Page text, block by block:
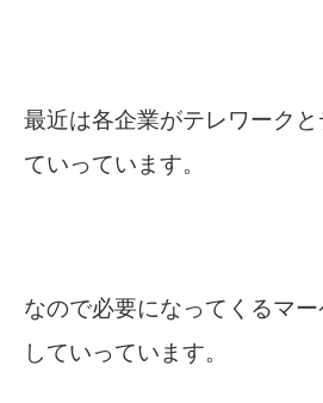
最近は各企業がテレワーク
ていっています。
なので必要になってくるマ
していっています。